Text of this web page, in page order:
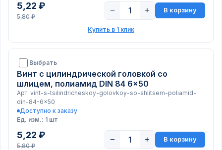
5,22 ₽
5,80 ₽
− + В корзину
Купить в 1 клик
Выбрать
Винт с цилиндрической головкой со
шлицем, полиамид DIN 84 6x50
Арт. vint-s-tsilindricheskoy-golovkoy-so-shlitsem-poliamid-
din-84-6x50
Доступно к заказу
Ед. изм.: 1 шт
5,22 ₽
5,80 ₽
− + В корзину